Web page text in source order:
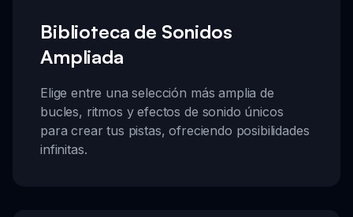
Biblioteca de Sonidos
Ampliada
Elige entre una selección más amplia de
bucles, ritmos y efectos de sonido únicos
para crear tus pistas, ofreciendo posibilidades
infinitas.